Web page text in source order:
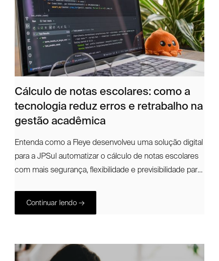
Cálculo de notas escolares: como a
tecnologia reduz erros e retrabalho na
gestão acadêmica
Entenda como a Fleye desenvolveu uma solução digital
para a JPSul automatizar o cálculo de notas escolares
com mais segurança, flexibilidade e previsibilidade para
Continuar lendo →